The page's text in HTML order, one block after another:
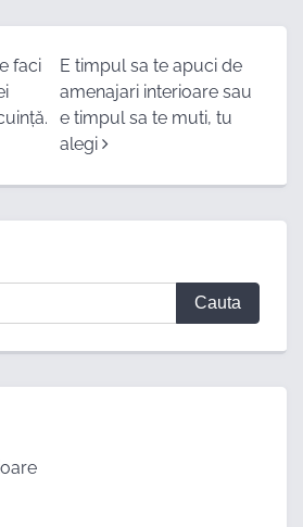
faci
E timpul sa te apuci de
amenajari interioare sau
e timpul sa te muti, tu
alegi